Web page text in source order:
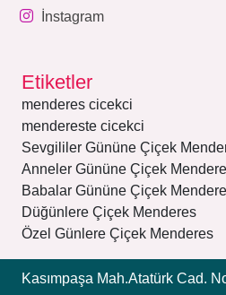
İnstagram
Etiketler
menderes cicekci
mendereste cicekci
Sevgililer Gününe Çiçek
Anneler Gününe Çiçek
Babalar Gününe Çiçek
Düğünlere Çiçek Menderes
Özel Günlere Çiçek Menderes
Kasımpaşa Mah.Atatürk Cad.